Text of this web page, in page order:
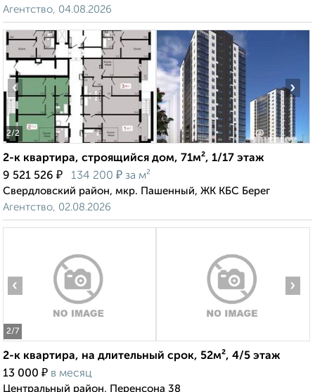
Агентство, 04.08.2026
2/2
‹ ›
2-к квартира, строящийся дом, 71м², 1/17 этаж
9 521 526 ₽ 134 200 ₽ за м²
Свердловский район, мкр. Пашенный, ЖК КБС Берег
Агентство, 02.08.2026
2/7
‹ ›
2-к квартира, на длительный срок, 52м², 4/5 этаж
13 000 ₽ в месяц
Центральный район, Перенсона 38